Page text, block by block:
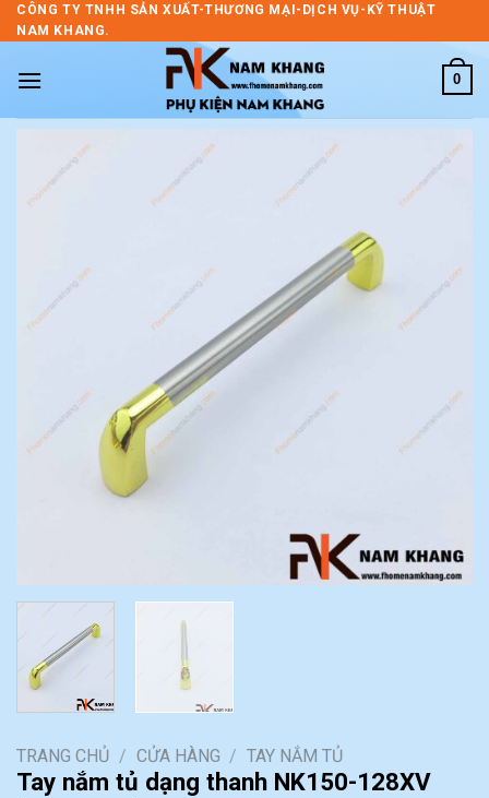
Skip
to
CÔNG TY TNHH SẢN XUẤT-THƯƠNG MẠI-DỊCH VỤ-KỸ THUẬT
NAM KHANG.
0
TRANG CHỦ / CỬA HÀNG / TAY NẮM TỦ
Tay nắm tủ dạng thanh NK150-128XV